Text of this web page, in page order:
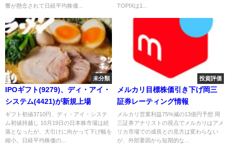
響が懸念されて日経平均株価...
TOPIXは1...
未分類
IPOギフト(9279)、ディ・アイ・
システム(4421)が新規上場
ギフト初値3710円、ディ・アイ・システ
ム初値持越し 10月19日の日本株市場は続
落となったが、大引けに向かって下げ幅を
縮小。日経平均株価の...
投資評価
メルカリ目標株価引き下げ岡三
証券レーティング情報
メルカリ営業利益75%減の13億円予想 岡
三証券アナリストの視点でメルカリはアメ
リカ市場での成長との見方は変わらない
が、外部要因から短期的な...